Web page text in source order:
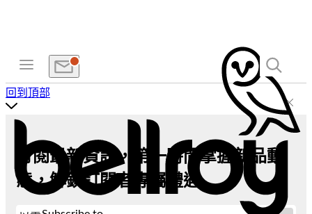
回到頂部
訂閱最新資訊，第一時間掌握新品動
態，解鎖訂閱者專屬禮遇